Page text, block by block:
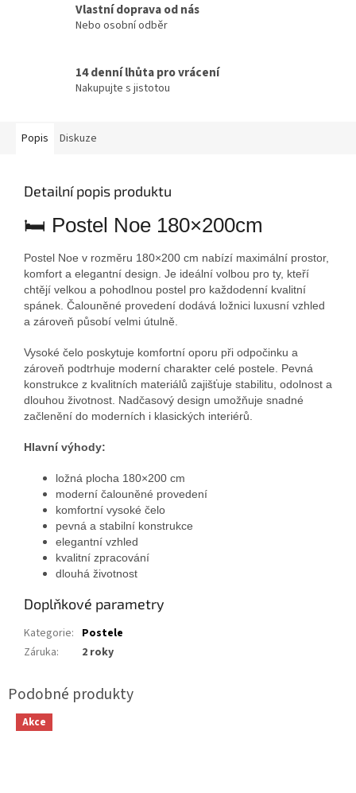
Vlastní doprava od nás
Nebo osobní odběr
14 denní lhůta pro vrácení
Nakupujte s jistotou
Popis Diskuze
Detailní popis produktu
🛏 Postel Noe 180×200cm
Postel Noe v rozměru 180×200 cm nabízí maximální prostor,
komfort a elegantní design. Je ideální volbou pro ty, kteří
chtějí velkou a pohodlnou postel pro každodenní kvalitní
spánek. Čalouněné provedení dodává ložnici luxusní vzhled
a zároveň působí velmi útulně.
Vysoké čelo poskytuje komfortní oporu při odpočinku a
zároveň podtrhuje moderní charakter celé postele. Pevná
konstrukce z kvalitních materiálů zajišťuje stabilitu, odolnost a
dlouhou životnost. Nadčasový design umožňuje snadné
začlenění do moderních i klasických interiérů.
Hlavní výhody:
ložná plocha 180×200 cm
moderní čalouněné provedení
komfortní vysoké čelo
pevná a stabilní konstrukce
elegantní vzhled
kvalitní zpracování
dlouhá životnost
Doplňkové parametry
Kategorie: Postele
Záruka: 2 roky
Akce